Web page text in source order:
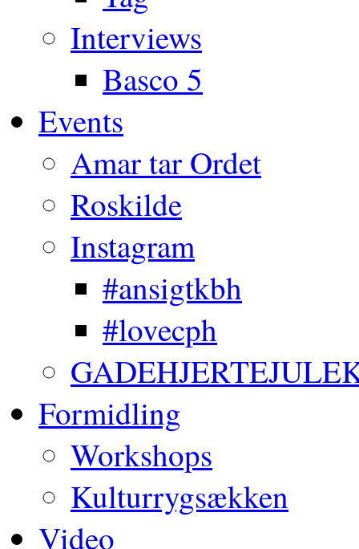
Interviews
Basco 5
Events
Amar tar Ordet
Roskilde
Instagram
#ansigtkbh
#lovecph
Formidling
Workshops
Kulturrygsækken
Video